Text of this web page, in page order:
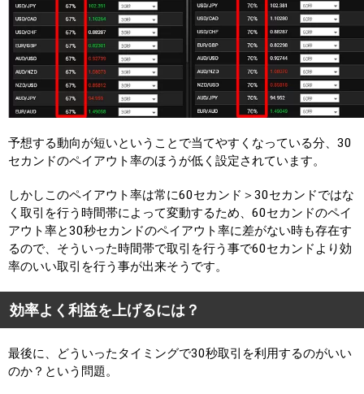
予想する動向が短いということで当てやすくなっている分、30
セカンドのペイアウト率のほうが低く設定されています。
しかしこのペイアウト率は常に60セカンド＞30セカンドではな
く取引を行う時間帯によって変動するため、60セカンドのペイ
アウト率と30秒セカンドのペイアウト率に差がない時も存在す
るので、そういった時間帯で取引を行う事で60セカンドより効
率のいい取引を行う事が出来そうです。
効率よく利益を上げるには？
最後に、どういったタイミングで30秒取引を利用するのがいい
のか？という問題。